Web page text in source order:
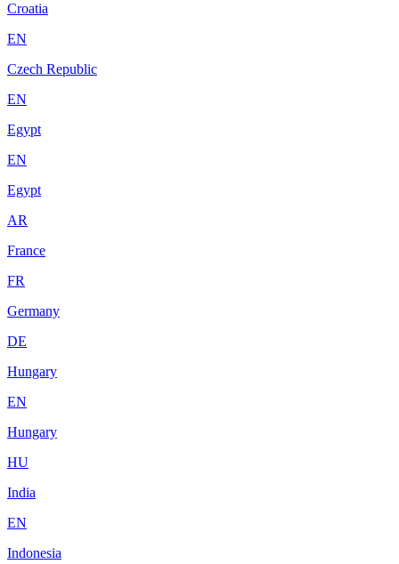
Croatia
EN
Czech Republic
EN
Egypt
EN
Egypt
AR
France
FR
Germany
DE
Hungary
EN
Hungary
HU
India
EN
Indonesia